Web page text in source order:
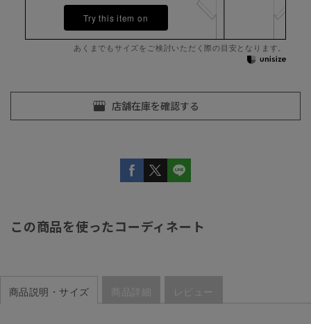
Try this item on
あくまでもサイズをご検討いただく際の目安となります。
この商品を使ったコーディネート
商品説明・サイズ 商品詳細 レビュー